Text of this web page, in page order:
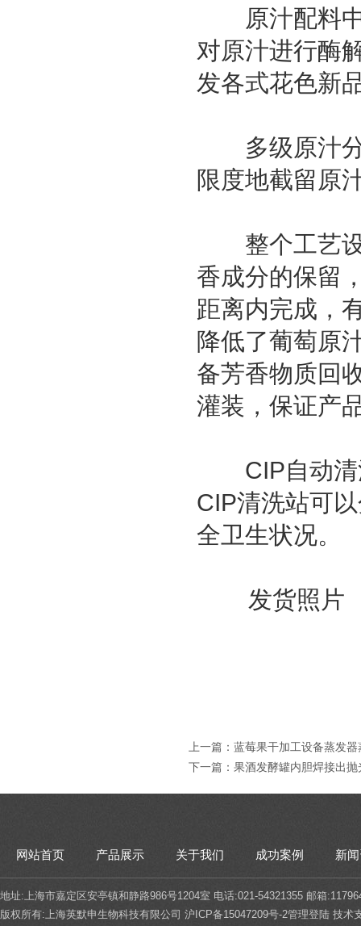
原汁配料中
对原汁进行酶
发各式花色新
多级原汁分
限度地截留原
整个工艺设
香成分的保留
距离内完成，
降低了葡萄原
备芳香物质回
灌装，保证产
CIP自动清
CIP清洗站可
全卫生状况。
发货照片
上一篇： 蓝莓果干加工设备蒸发
下一篇： 果酒发酵罐内胆焊接出
网站首页 产品展示 关于我们 成功案例 新
地址:上海市嘉定区安亭镇和静路986号1204室 电话:021-54321355 邮箱
版权所有:上海英默申生物科技有限公司 沪ICP备15047209号-2管理登陆 技术